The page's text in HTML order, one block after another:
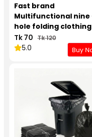
Fast brand
Multifunctional nine
hole folding clothing
hanger 1Pcs
Tk 70 Tk 120
5.0 Buy